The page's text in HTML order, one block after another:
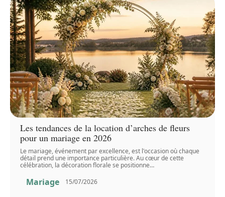
Les tendances de la location d’arches de fleurs
pour un mariage en 2026
Le mariage, événement par excellence, est l'occasion où chaque
détail prend une importance particulière. Au cœur de cette
célébration, la décoration florale se positionne…
Mariage 15/07/2026